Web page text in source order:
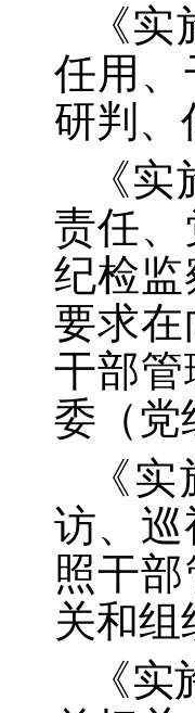
《
任用
研判、
《
责任
纪检
要求
干部
委（党
《
访、
照干
关和
《